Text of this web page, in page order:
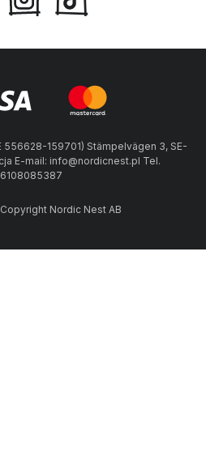
556628-159701) Stämpelvägen 3, SE-
E-mail: info@nordicnest.pl Tel.
Nordic Nest AB